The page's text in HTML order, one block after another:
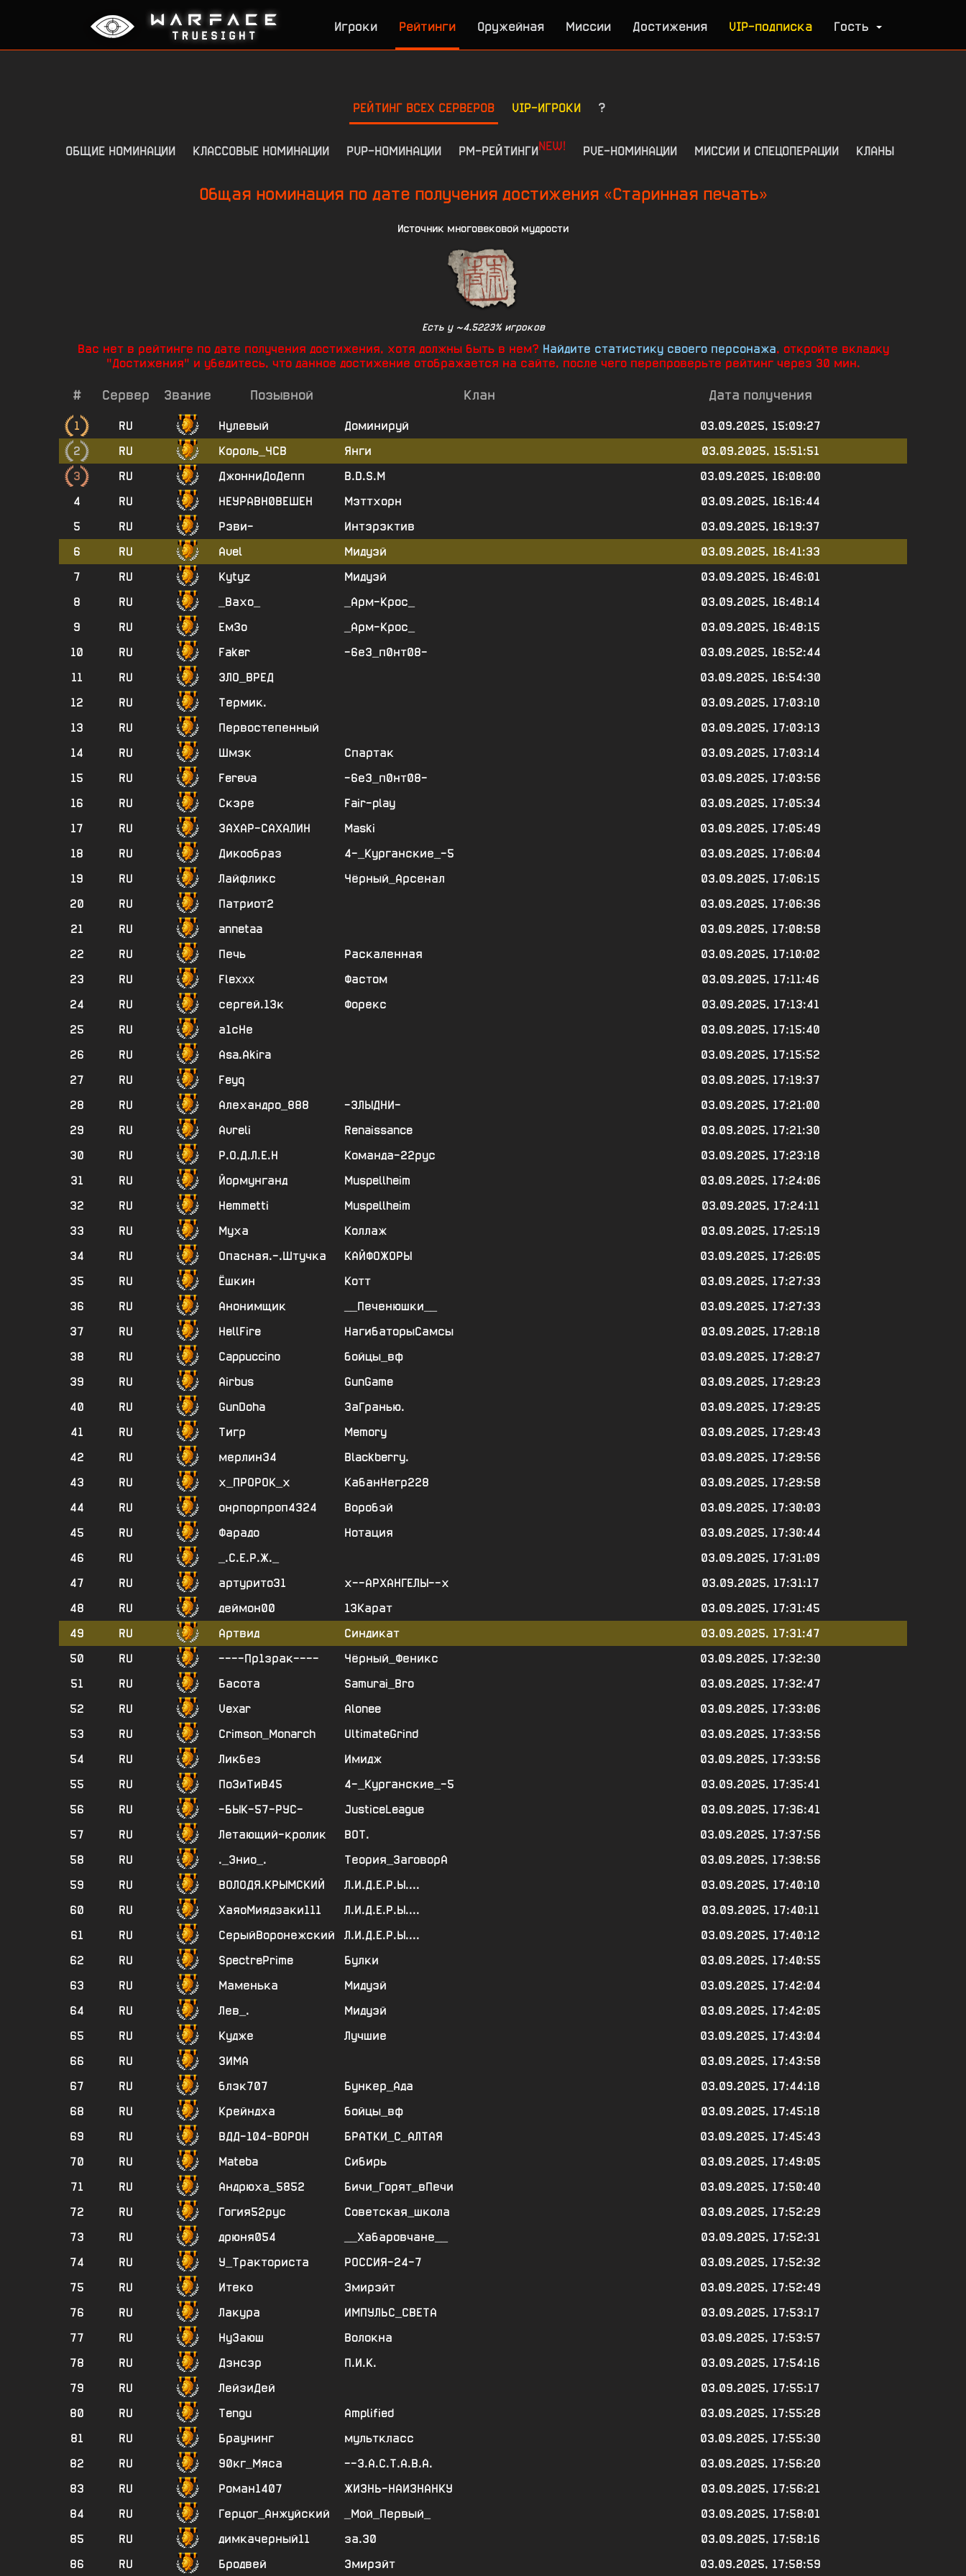
Игроки Рейтинги Оружейная Миссии Достижения VIP-подписка Гость
РЕЙТИНГ ВСЕХ СЕРВЕРОВ VIP-ИГРОКИ ?
ОБЩИЕ НОМИНАЦИИ КЛАССОВЫЕ НОМИНАЦИИ PVP-НОМИНАЦИИ РМ-РЕЙТИНГИNEW! PVE-НОМИНАЦИИ МИССИИ И СПЕЦОПЕРАЦИИ КЛАНЫ
Общая номинация по дате получения достижения «Старинная печать»
Источник многовековой мудрости
Есть у ~4.5223% игроков
Вас нет в рейтинге по дате получения достижения, хотя должны быть в нем? Найдите статистику своего персонажа, откройте вкладку
"Достижения" и убедитесь, что данное достижение отображается на сайте, после чего перепроверьте рейтинг через 30 мин.
# Сервер Звание Позывной Клан Дата получения
1 RU Нулевый Доминируй
03.09.2025, 15:09:27
2
RU Король_ЧСВ Янги
03.09.2025, 15:51:51
3
RU ДжонниДоДепп B.D.S.M
03.09.2025, 16:08:00
4
RU НЕУРАВН0ВЕШЕН Мэттхорн
03.09.2025, 16:16:44
5
RU Рэви- Интэрэктив
03.09.2025, 16:19:37
6
RU Avel Мидуэй
03.09.2025, 16:41:33
7
RU Kytyz Мидуэй
03.09.2025, 16:46:01
8
RU _Вахо_ _Арм-Крос_
03.09.2025, 16:48:14
9
RU ЕмЗо _Арм-Крос_
03.09.2025, 16:48:15
10
RU Faker -6е3_п0нт08-
03.09.2025, 16:52:44
11
RU 3ЛО_ВРЕД
03.09.2025, 16:54:30
12
RU Термик.
03.09.2025, 17:03:10
13
RU Первостепенный
03.09.2025, 17:03:13
14
RU Шмэк Спартак
03.09.2025, 17:03:14
15
RU Fereva -6е3_п0нт08-
03.09.2025, 17:03:56
16
RU Скэре Fair-play
03.09.2025, 17:05:34
17
RU 3АХАР-САХАЛИН Maski
03.09.2025, 17:05:49
18
RU Дикообраз 4-_Курганские_-5
03.09.2025, 17:06:04
19
RU Лайфликс Чёрный_Арсенал
03.09.2025, 17:06:15
20
RU Патриот2
03.09.2025, 17:06:36
21
RU annetaa
03.09.2025, 17:08:58
22
RU Печь Раскаленная
03.09.2025, 17:10:02
23
RU Flexxx Фастом
03.09.2025, 17:11:46
24
RU сергей.13к Форекс
03.09.2025, 17:13:41
25
RU а1сНе
03.09.2025, 17:15:40
26
RU Asa.Akira
03.09.2025, 17:15:52
27
RU Feyq
03.09.2025, 17:19:37
28
RU Алехандро_888 -ЗЛЫДНИ-
03.09.2025, 17:21:00
29
RU Avreli Renaissance
03.09.2025, 17:21:30
30
RU Р.О.Д.Л.Е.Н Команда-22рус
03.09.2025, 17:23:18
31
RU Йормунганд Muspellheim
03.09.2025, 17:24:06
32
RU Hemmetti Muspellheim
03.09.2025, 17:24:11
33
RU Муха Коллаж
03.09.2025, 17:25:19
34
RU Опасная.-.Штучка КАЙФОЖОРЫ
03.09.2025, 17:26:05
35
RU Ёшкин Котт
03.09.2025, 17:27:33
36
RU Анонимщик __Печенюшки__
03.09.2025, 17:27:33
37
RU HellFire НагибаторыСамсы
03.09.2025, 17:28:18
38
RU Cappuccino бойцы_вф
03.09.2025, 17:28:27
39
RU Airbus GunGame
03.09.2025, 17:29:23
40
RU GunDoha ЗаГранью.
03.09.2025, 17:29:25
41
RU Тигр Memory
03.09.2025, 17:29:43
42
RU мерлин34 Blackberry.
03.09.2025, 17:29:56
43
RU х_ПРОРОК_х КабанНегр228
03.09.2025, 17:29:58
44
RU онрпорпроп4324 Воробэй
03.09.2025, 17:30:03
45
RU Фарадо Нотация
03.09.2025, 17:30:44
46
RU _.С.Е.Р.Ж._
03.09.2025, 17:31:09
47
RU артурито31 х--АРХАНГЕЛЫ--х
03.09.2025, 17:31:17
48
RU деймон00 13Карат
03.09.2025, 17:31:45
49
RU Артвид Синдикат
03.09.2025, 17:31:47
50
RU ----Пр1зрак---- Чёрный_Феникс
03.09.2025, 17:32:30
51
RU Басота Samurai_Bro
03.09.2025, 17:32:47
52
RU Vexar Alonee
03.09.2025, 17:33:06
53
RU Crimson_Monarch UltimateGrind
03.09.2025, 17:33:56
54
RU Ликбез Имидж
03.09.2025, 17:33:56
55
RU ПоЗиТиВ45 4-_Курганские_-5
03.09.2025, 17:35:41
56
RU -БЫК-57-РУС- JusticeLeague
03.09.2025, 17:36:41
57
RU Летающий-кролик ВОТ.
03.09.2025, 17:37:56
58
RU ._Энио_. Теория_ЗаговорА
03.09.2025, 17:38:56
59
RU ВОЛОДЯ.КРЫМСКИЙ Л.И.Д.Е.Р.Ы....
03.09.2025, 17:40:10
60
RU ХаяоМиядзаки111 Л.И.Д.Е.Р.Ы....
03.09.2025, 17:40:11
61
RU СерыйВоронежский Л.И.Д.Е.Р.Ы....
03.09.2025, 17:40:12
62
RU SpectrePrime Булки
03.09.2025, 17:40:55
63
RU Маменька Мидуэй
03.09.2025, 17:42:04
64
RU Лев_. Мидуэй
03.09.2025, 17:42:05
65
RU Кудже Лучшие
03.09.2025, 17:43:04
66
RU 3ИМА
03.09.2025, 17:43:58
67
RU блэк707 Бункер_Ада
03.09.2025, 17:44:18
68
RU Крейндха бойцы_вф
03.09.2025, 17:45:18
69
RU ВДД-104-ВОРОН БРАТКИ_С_АЛТАЯ
03.09.2025, 17:45:43
70
RU Mateba Сибирь
03.09.2025, 17:49:05
71
RU Андрюха_5852 Бичи_Горят_вПечи
03.09.2025, 17:50:40
72
RU Гогия52рус Советская_школа
03.09.2025, 17:52:29
73
RU дрюня054 __Хабаровчане__
03.09.2025, 17:52:31
74
RU У_Тракториста РОССИЯ-24-7
03.09.2025, 17:52:32
75
RU Итеко Эмирэйт
03.09.2025, 17:52:49
76
RU Лакура ИМПУЛЬС_СВЕТА
03.09.2025, 17:53:17
77
RU НуЗаюш Волокна
03.09.2025, 17:53:57
78
RU Дэнсэр П.И.К.
03.09.2025, 17:54:16
79
RU ЛейзиДей
03.09.2025, 17:55:17
80
RU Tengu Amplified
03.09.2025, 17:55:28
81
RU Браунинг мульткласс
03.09.2025, 17:55:30
82
RU 90кг_Мяса --З.А.С.Т.А.В.А.
03.09.2025, 17:56:20
83
RU Роман1407 ЖИЗНЬ-НАИЗНАНКУ
03.09.2025, 17:56:21
84
RU Герцог_Анжуйский _Мой_Первый_
03.09.2025, 17:58:01
85
RU димкачерный11 за.30
03.09.2025, 17:58:16
86
RU Бродвей Эмирэйт 03.09.2025, 17:58:59